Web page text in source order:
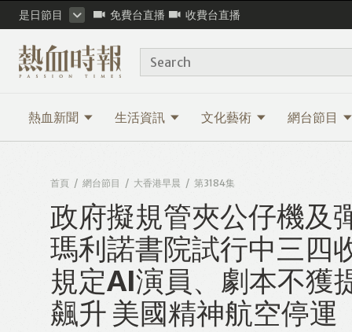
是日節目 免費台直播 收費台直播
熱血新聞 生活資訊 文化藝術 網台節目
Search
首頁 網台節目 大香港早晨 第3184集
政府擬規管夾公仔機及
瑪利諾書院試行中三四
規定AI演員、劇本不獲
飆升 美國精神航空停運